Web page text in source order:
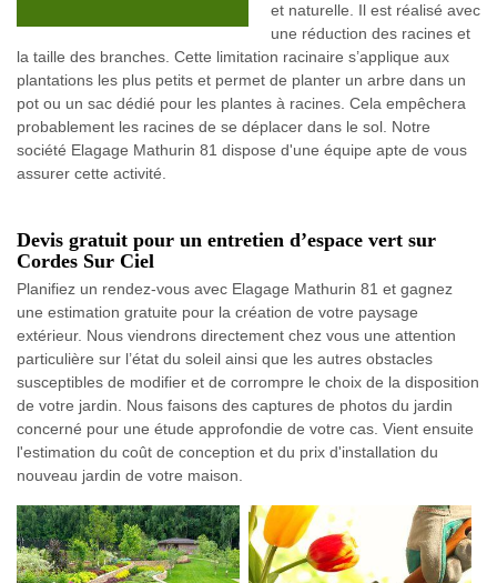
et naturelle. Il est réalisé avec
une réduction des racines et
la taille des branches. Cette limitation racinaire s’applique aux
plantations les plus petits et permet de planter un arbre dans un
pot ou un sac dédié pour les plantes à racines. Cela empêchera
probablement les racines de se déplacer dans le sol. Notre
société Elagage Mathurin 81 dispose d'une équipe apte de vous
assurer cette activité.
Devis gratuit pour un entretien d’espace vert sur
Cordes Sur Ciel
Planifiez un rendez-vous avec Elagage Mathurin 81 et gagnez
une estimation gratuite pour la création de votre paysage
extérieur. Nous viendrons directement chez vous une attention
particulière sur l’état du soleil ainsi que les autres obstacles
susceptibles de modifier et de corrompre le choix de la disposition
de votre jardin. Nous faisons des captures de photos du jardin
concerné pour une étude approfondie de votre cas. Vient ensuite
l'estimation du coût de conception et du prix d'installation du
nouveau jardin de votre maison.